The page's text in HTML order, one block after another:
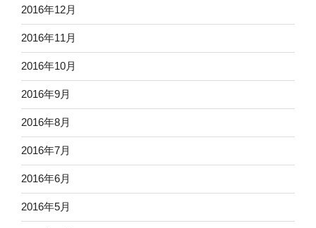
2016年12月
2016年11月
2016年10月
2016年9月
2016年8月
2016年7月
2016年6月
2016年5月